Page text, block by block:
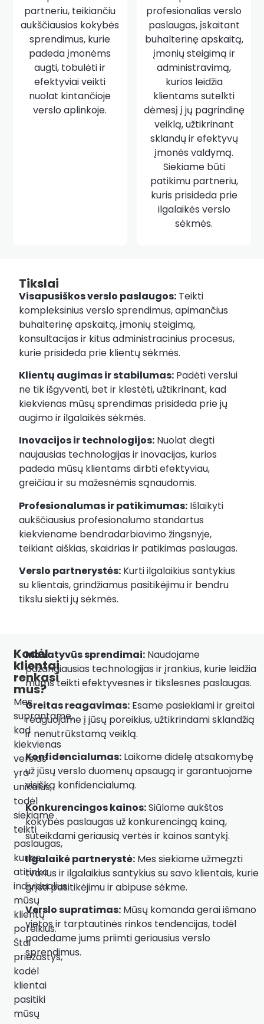
partneriu, teikiančiu
aukščiausios kokybės
sprendimus, kurie
padeda įmonėms
augti, tobulėti ir
efektyviai veikti
nuolat kintančioje
verslo aplinkoje.
profesionalias verslo
paslaugas, įskaitant
buhalterinę apskaitą,
įmonių steigimą ir
administravimą,
kurios leidžia
klientams sutelkti
dėmesį į jų pagrindinę
veiklą, užtikrinant
sklandų ir efektyvų
įmonės valdymą.
Siekiame būti
patikimu partneriu,
kuris prisideda prie
ilgalaikės verslo
sėkmės.
Tikslai
Visapusiškos verslo paslaugos:Teikti
kompleksinius verslo sprendimus, apimančius
buhalterinę apskaitą, įmonių steigimą,
konsultacijas ir kitus administracinius procesus,
kurie prisideda prie klientų sėkmės.
Klientų augimas ir stabilumas:Padėti verslui
ne tik išgyventi, bet ir klestėti, užtikrinant, kad
kiekvienas mūsų sprendimas prisideda prie jų
augimo ir ilgalaikės sėkmės.
Inovacijos ir technologijos:Nuolat diegti
naujausias technologijas ir inovacijas, kurios
padeda mūsų klientams dirbti efektyviau,
greičiau ir su mažesnėmis sąnaudomis.
Profesionalumas ir patikimumas:Išlaikyti
aukščiausius profesionalumo standartus
kiekviename bendradarbiavimo žingsnyje,
teikiant aiškias, skaidrias ir patikimas paslaugas.
Verslo partnerystės:Kurti ilgalaikius santykius
su klientais, grindžiamus pasitikėjimu ir bendru
tikslu siekti jų sėkmės.
Kodėl
klientai
renkasi
mus?
Mes
suprantame,
kad
kiekvienas
verslas
yra
unikalus,
todėl
siekiame
teikti
paslaugas,
kurios
atitinka
individualius
mūsų
klientų
poreikius.
Štai
priežastys,
kodėl
klientai
pasitiki
mūsų
Inovatyvūs sprendimai: Naudojame
pažangiausias technologijas ir įrankius, kurie leidžia
mums teikti efektyvesnes ir tikslesnes paslaugas.
Greitas reagavimas: Esame pasiekiami ir greitai
reaguojame į jūsų poreikius, užtikrindami sklandžią
ir nenutrūkstamą veiklą.
Konfidencialumas: Laikome didelę atsakomybę
už jūsų verslo duomenų apsaugą ir garantuojame
visišką konfidencialumą.
Konkurencingos kainos:Siūlome aukštos
kokybės paslaugas už konkurencingą kainą,
suteikdami geriausią vertės ir kainos santykį.
Ilgalaikė partnerystė: Mes siekiame užmegzti
tvarius ir ilgalaikius santykius su savo klientais, kurie
grįsti pasitikėjimu ir abipuse sėkme.
Verslo supratimas: Mūsų komanda gerai išmano
vietos ir tarptautinės rinkos tendencijas, todėl
padedame jums priimti geriausius verslo
sprendimus.